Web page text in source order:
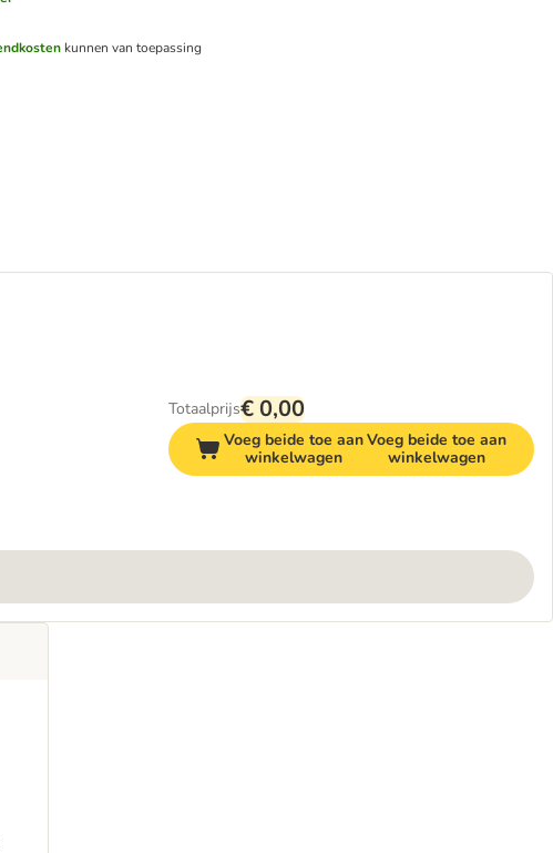
kunnen van toepassing
Totaalprijs€ 0,00
Voeg beide toe aan
winkelwagen
Voeg beide toe aan
winkelwagen